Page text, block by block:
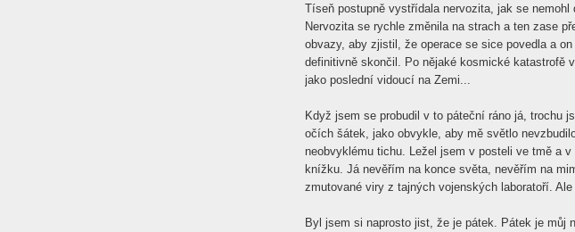
Tíseň postupně vystřídala nervozita, jak se nemohl
Nervozita se rychle změnila na strach a ten zase
obvazy, aby zjistil, že operace se sice povedla a
definitivně skončil. Po nějaké kosmické katastrofě
jako poslední vidoucí na Zemi...
Když jsem se probudil v to páteční ráno já, trochu
očích šátek, jako obvykle, aby mě světlo
neobvyklému tichu. Ležel jsem v posteli ve tmě a
knížku. Já nevěřím na konce světa, nevěřím na
zmutované viry z tajných vojenských laboratoří.
Byl jsem si naprosto jist, že je pátek. Pátek je můj